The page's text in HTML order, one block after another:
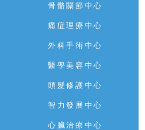
骨骼關節中心
痛症理療中心
外科手術中心
醫學美容中心
頭髮修護中心
智力發展中心
心臟治療中心